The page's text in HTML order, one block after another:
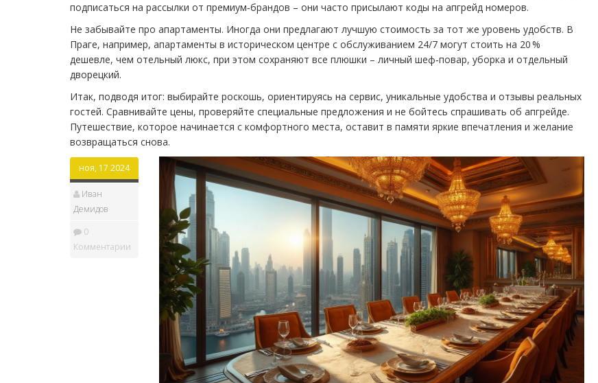
подписаться на рассылки от премиум‑брандов – они часто присылают коды на апгрейд номеров.
Не забывайте про апартаменты. Иногда они предлагают лучшую стоимость за тот же уровень удобств. В
Праге, например, апартаменты в историческом центре с обслуживанием 24/7 могут стоить на 20 %
дешевле, чем отельный люкс, при этом сохраняют все плюшки – личный шеф‑повар, уборка и отдельный
дворецкий.
Итак, подводя итог: выбирайте роскошь, ориентируясь на сервис, уникальные удобства и отзывы реальных
гостей. Сравнивайте цены, проверяйте специальные предложения и не бойтесь спрашивать об апгрейде.
Путешествие, которое начинается с комфортного места, оставит в памяти яркие впечатления и желание
возвращаться снова.
ноя, 17 2024
Иван
Демидов
0
Комментарии